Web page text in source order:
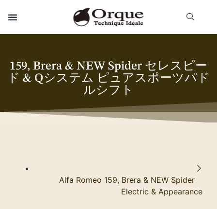
159, Brera & NEW Spider セレスピー
ド & Qシステム ピュアスポーツパド
ルシフト
Alfa Romeo 159, Brera & NEW Spider
Electric & Appearance